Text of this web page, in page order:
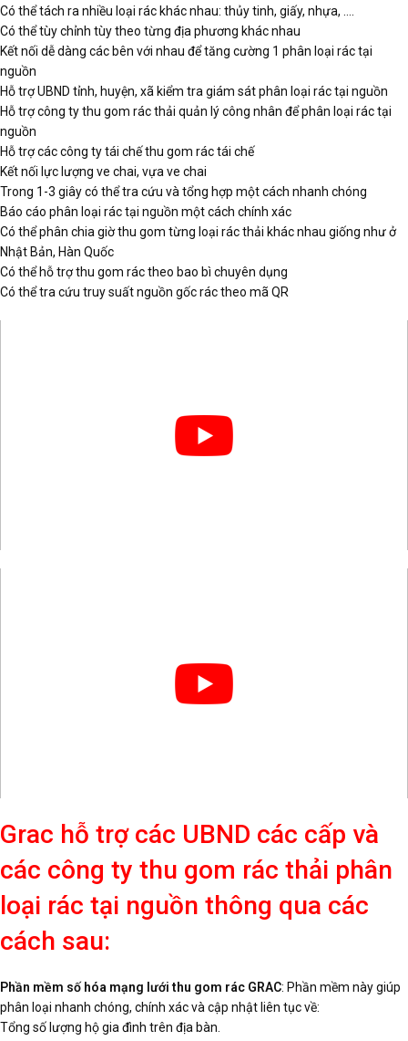
Có thể tách ra nhiều loại rác khác nhau: thủy tinh, giấy, nhựa, ….
Có thể tùy chỉnh tùy theo từng địa phương khác nhau
Kết nối dễ dàng các bên với nhau để tăng cường 1 phân loại rác tại
nguồn
Hỗ trợ UBND tỉnh, huyện, xã kiểm tra giám sát phân loại rác tại nguồn
Hỗ trợ công ty thu gom rác thải quản lý công nhân để phân loại rác tại
nguồn
Hỗ trợ các công ty tái chế thu gom rác tái chế
Kết nối lực lượng ve chai, vựa ve chai
Trong 1-3 giây có thể tra cứu và tổng hợp một cách nhanh chóng
Báo cáo phân loại rác tại nguồn một cách chính xác
Có thể phân chia giờ thu gom từng loại rác thải khác nhau giống như ở
Nhật Bản, Hàn Quốc
Có thể hỗ trợ thu gom rác theo bao bì chuyên dụng
Có thể tra cứu truy suất nguồn gốc rác theo mã QR
Grac hỗ trợ các UBND các cấp và
các công ty thu gom rác thải phân
loại rác tại nguồn thông qua các
cách sau:
Phần mềm số hóa mạng lưới thu gom rác GRAC: Phần mềm này giúp
phân loại nhanh chóng, chính xác và cập nhật liên tục về:
Tổng số lượng hộ gia đình trên địa bàn.